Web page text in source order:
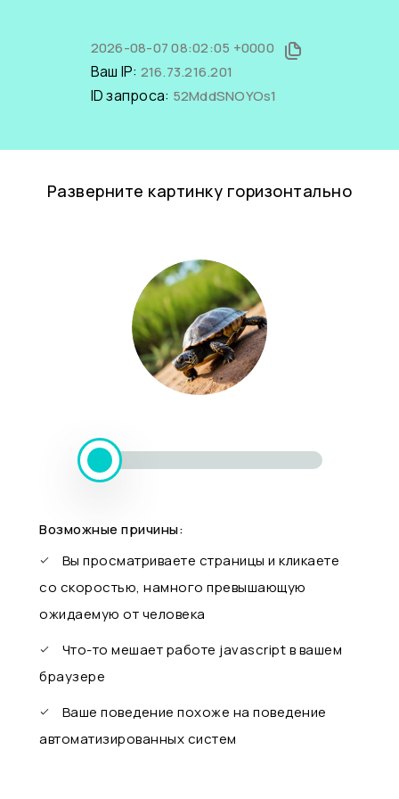
2026-08-07 08:02:05 +0000
Ваш IP: 216.73.216.201
ID запроса: 52MddSNOYOs1
Разверните картинку горизонтально
Возможные причины:
Вы просматриваете страницы и кликаете
со скоростью, намного превышающую
ожидаемую от человека
Что-то мешает работе javascript в вашем
браузере
Ваше поведение похоже на поведение
автоматизированных систем